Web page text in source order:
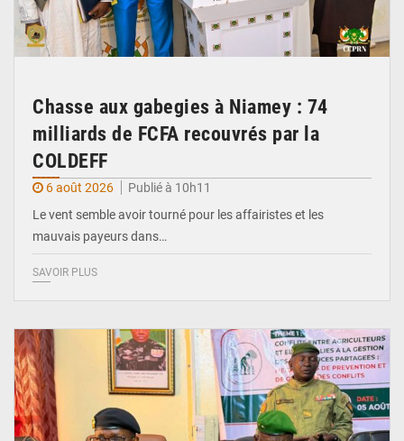
Chasse aux gabegies à Niamey : 74
milliards de FCFA recouvrés par la
COLDEFF
6 août 2026
Publié à 10h11
Le vent semble avoir tourné pour les affairistes et les
mauvais payeurs dans…
SAVOIR PLUS